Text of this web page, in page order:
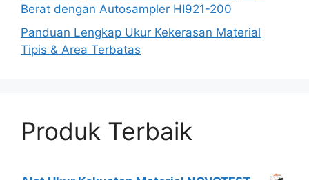
Berat dengan Autosampler HI921-200
Panduan Lengkap Ukur Kekerasan Material
Tipis & Area Terbatas
Produk Terbaik